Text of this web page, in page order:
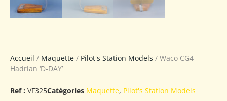
Accueil / Maquette / Pilot's Station Models / Waco CG4
Hadrian ‘D-DAY’
Ref : VF325Catégories Maquette, Pilot's Station Models